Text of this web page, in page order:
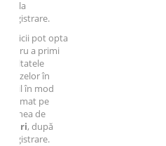
pot opta
a primi
în
în mod
pe
de
, după